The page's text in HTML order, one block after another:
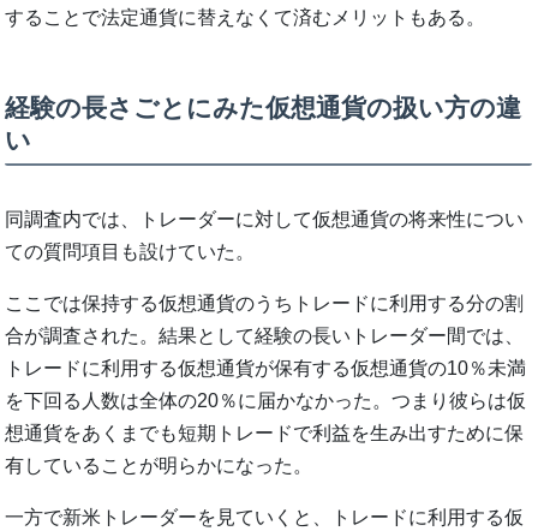
することで法定通貨に替えなくて済むメリットもある。
経験の長さごとにみた仮想通貨の扱い方の違
い
同調査内では、トレーダーに対して仮想通貨の将来性につい
ての質問項目も設けていた。
ここでは保持する仮想通貨のうちトレードに利用する分の割
合が調査された。結果として経験の長いトレーダー間では、
トレードに利用する仮想通貨が保有する仮想通貨の10％未満
を下回る人数は全体の20％に届かなかった。つまり彼らは仮
想通貨をあくまでも短期トレードで利益を生み出すために保
有していることが明らかになった。
一方で新米トレーダーを見ていくと、トレードに利用する仮